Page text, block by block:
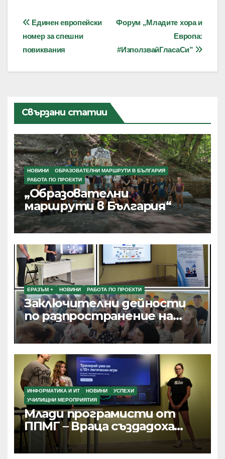
Навигация
Форум „Младите хора и
Европа:
#ИзползвайГласаСи”
Единен европейски
номер за спешни
повиквания
Свързани статии
НОВИНИ
ОБРАЗОВАТЕЛНИ МАРШРУТИ В БЪЛГАРИЯ
РАБОТА ПО ПРОЕКТИ
„Образователни
маршрути в България“
ЕРАЗЪМ + НОВИНИ РАБОТА ПО ПРОЕКТИ
Заключителни дейности
по разпространение на
резултатите от текущи
проекти по Програма
Еразъм+, ПОО и eTwinning
ИНФОРМАТИКА И ИТ НОВИНИ
УСПЕХИ
УЧИЛИЩНИ МЕРОПРИЯТИЯ
Млади програмисти от
ППМГ – Враца създадоха
дигитални продукти с
реално приложение и